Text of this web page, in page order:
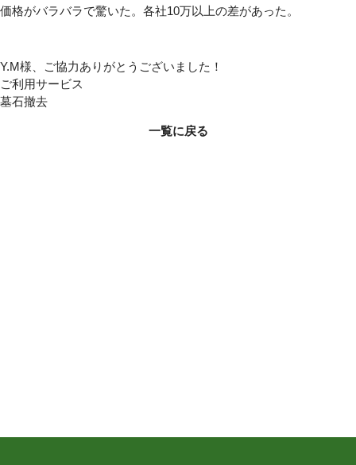
価格がバラバラで驚いた。各社10万以上の差があった。
Y.M様、ご協力ありがとうございました！
ご利用サービス
墓石撤去
一覧に戻る